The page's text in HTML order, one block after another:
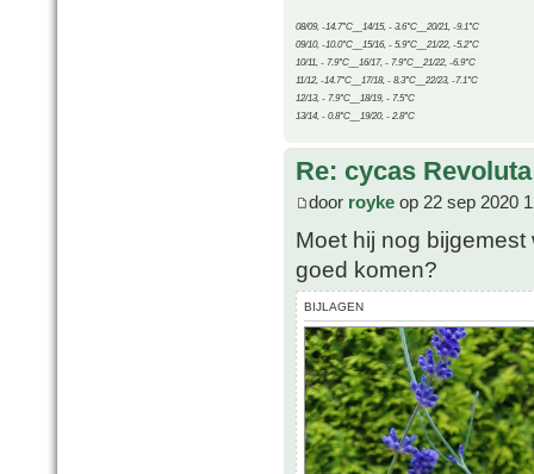
08/09, -14.7°C__14/15, - 3.6°C__20/21, -9.1°C
09/10, -10.0°C__15/16, - 5.9°C__21/22, -5.2°C
10/11, - 7.9°C__16/17, - 7.9°C__21/22, -6.9°C
11/12, -14.7°C__17/18, - 8.3°C__22/23, -7.1°C
12/13, - 7.9°C__18/19, - 7.5°C
13/14, - 0.8°C__19/20, - 2.8°C
Re: cycas Revoluta
door royke op 22 sep 2020
Moet hij nog
goed komen?
BIJLAGEN